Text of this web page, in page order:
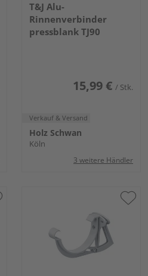
T&J Alu-
Rinnenverbinder
pressblank TJ90
15,99 € / Stk.
Verkauf & Versand
Holz Schwan
Köln
3 weitere Händler